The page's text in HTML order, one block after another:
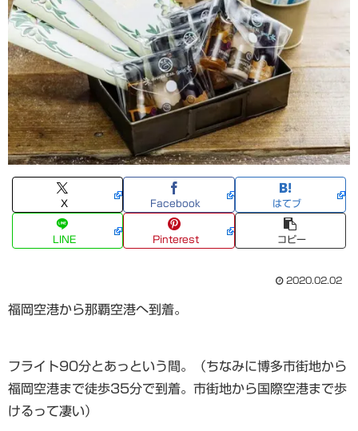
X Facebook はてブ
LINE Pinterest コピー
2020.02.02
福岡空港から那覇空港へ到着。
フライト90分とあっという間。（ちなみに博多市街地から
福岡空港まで徒歩35分で到着。市街地から国際空港まで歩
けるって凄い）